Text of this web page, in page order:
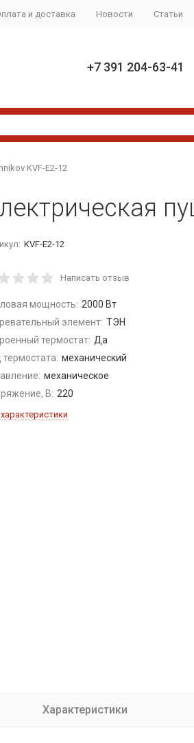
и доставка Новости Статьи
+7 391 204-63-41
KVF-E2-12
KVF-E2-12
Написать отзыв
мощность: 2000 Вт
элемент: ТЭН
термостат: Да
термостата: механический
механическое
В: 220
Характеристики